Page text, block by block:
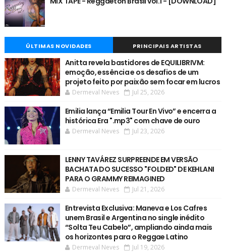
ÚLTIMAS NOVIDADES PRINCIPAIS ARTISTAS
Anitta revela bastidores de EQUILIBRIVM:
emoção, essência e os desafios de um
projeto feito por paixão sem focar em lucros
Dermeval Neves Jul 25, 2026
Emilia lança “Emilia Tour En Vivo” e encerra a
histórica Era ".mp3" com chave de ouro
Dermeval Neves Jul 23, 2026
LENNY TAVÁREZ SURPREENDE EM VERSÃO
BACHATA DO SUCESSO "FOLDED" DE KEHLANI
PARA O GRAMMY REIMAGINED
Dermeval Neves Jul 21, 2026
Entrevista Exclusiva: Maneva e Los Cafres
unem Brasil e Argentina no single inédito
“Solta Teu Cabelo”, ampliando ainda mais
os horizontes para o Reggae Latino
Dermeval Neves Jul 19, 2026